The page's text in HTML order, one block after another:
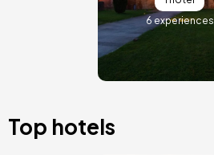
6 experiences
Top hotels